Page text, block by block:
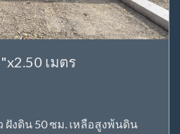
เมตร
ฝังดิน 50 ซม. เหลือสูงพ้นดิน